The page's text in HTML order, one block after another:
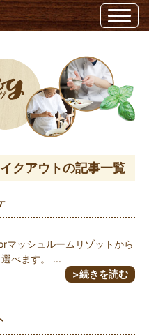
市のビストロ
クアウトの記事一覧
マッシュルームリゾットから
選べます。 ...
>続きを読む